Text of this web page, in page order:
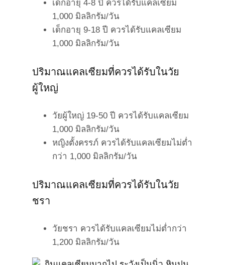
เด็กอายุ 4-8 ปี ควรได้รับแคลเซียม
1,000 มิลลิกรัม/วัน
เด็กอายุ 9-18 ปี ควรได้รับแคลเซียม
1,000 มิลลิกรัม/วัน
ปริมาณแคลเซียมที่ควรได้รับในวัย
ผู้ใหญ่
วัยผู้ใหญ่ 19-50 ปี ควรได้รับแคลเซียม
1,000 มิลลิกรัม/วัน
หญิงตั้งครรภ์ ควรได้รับแคลเซียมไม่ต่ำ
กว่า 1,000 มิลลิกรัม/วัน
ปริมาณแคลเซียมที่ควรได้รับในวัย
ชรา
วัยชรา ควรได้รับแคลเซียมไม่ต่ำกว่า
1,200 มิลลิกรัม/วัน